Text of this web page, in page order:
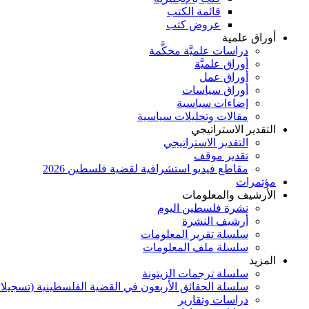
قائمة الكتب
عروض كتب
أوراق علمية
دراسات علميَّة محكَّمة
أوراق علميَّة
أوراق عمل
أوراق سياسات
إضاءات سياسية
مقالات وتحليلات سياسية
التقدير الاستراتيجي
التقدير الاستراتيجي
تقدير موقف
مقاطع فيديو استشرافية لقضية فلسطين 2026
مؤتمرات
الأرشيف والمعلومات
نشرة فلسطين اليوم
أرشيف النشرة
سلسلة تقرير المعلومات
سلسلة ملف المعلومات
المزيد
سلسلة ترجمات الزيتونة
سلسلة الحقائق الأربعون في القضية الفلسطينية
دراسات وتقارير